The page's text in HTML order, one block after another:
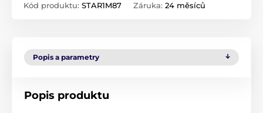
Kód produktu: STAR1M87 Záruka: 24 měsíců
Popis a parametry
Popis produktu